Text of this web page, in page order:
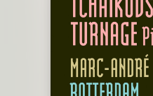
Deutsche
Grammophon